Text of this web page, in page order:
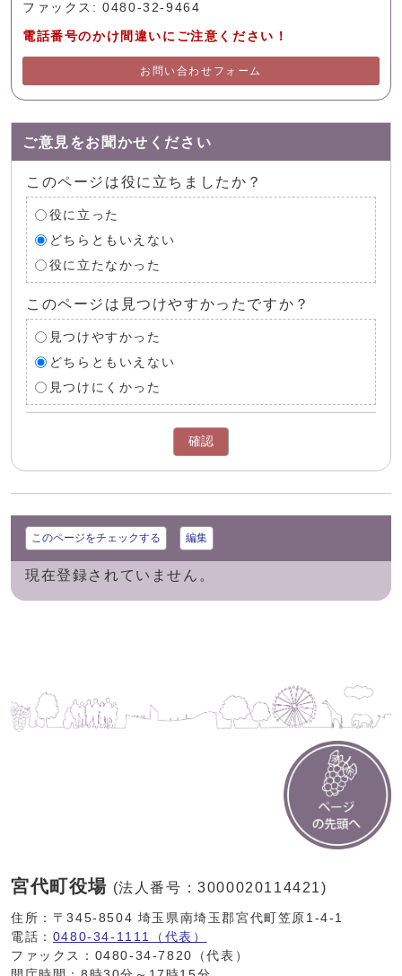
ファックス: 0480-32-9464
電話番号のかけ間違いにご注意ください！
お問い合わせフォーム
ご意見をお聞かせください
このページは役に立ちましたか？
役に立った
どちらともいえない
役に立たなかった
このページは見つけやすかったですか？
見つけやすかった
どちらともいえない
見つけにくかった
確認
このページをチェックする 編集
現在登録されていません。
宮代町役場 (法人番号：3000020114421)
住所：〒345-8504 埼玉県南埼玉郡宮代町笠原1-4-1
電話： 0480-34-1111（代表）
ファックス：0480-34-7820（代表）